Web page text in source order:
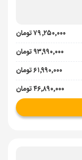
۷۹٬۲۵۰٬۰۰۰ تومان
۹۳٬۹۹۰٬۰۰۰ تومان
۶۱٬۹۹۰٬۰۰۰ تومان
۴۶٬۸۹۰٬۰۰۰ تومان